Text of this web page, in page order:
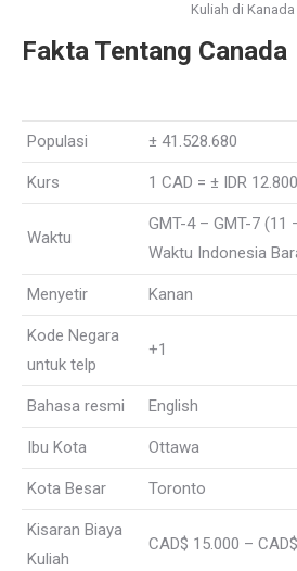
Kuliah di Kanada
Fakta Tentang Canada
Populasi ± 41.528.680
Kurs 1 CAD = ± IDR 12.800
Waktu
GMT-4 – GMT-7 (11
Waktu Indonesia
Menyetir Kanan
Kode Negara
untuk telp
+1
Bahasa resmi English
Ibu Kota Ottawa
Kota Besar Toronto
Kisaran Biaya
Kuliah
CAD$ 15.000 –